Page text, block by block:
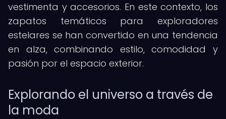
vestimenta y accesorios. En este contexto, los
zapatos temáticos para exploradores
estelares se han convertido en una tendencia
en alza, combinando estilo, comodidad y
pasión por el espacio exterior.
Explorando el universo a través de
la moda